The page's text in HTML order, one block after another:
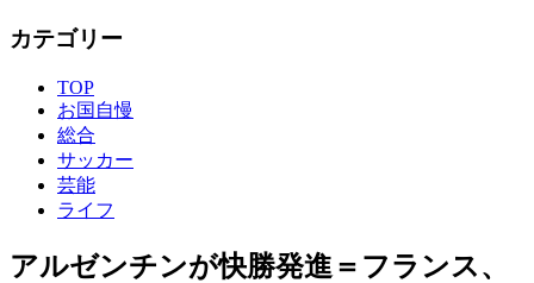
カテゴリー
TOP
お国自慢
総合
サッカー
芸能
ライフ
アルゼンチンが快勝発進＝フランス、